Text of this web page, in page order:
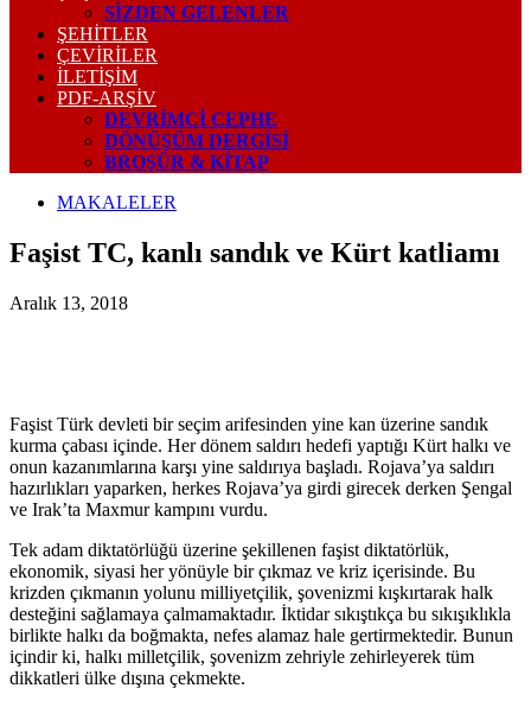
SİZDEN GELENLER
ŞEHİTLER
ÇEVİRİLER
İLETİŞİM
PDF-ARŞIV
DEVRIMCI CEPHE
DÖNÜŞÜM DERGISI
BROŞÜR & KİTAP
MAKALELER
Faşist TC, kanlı sandık ve Kürt katliamı
Aralık 13, 2018
Faşist Türk devleti bir seçim arifesinden yine kan üzerine sandık
kurma çabası içinde. Her dönem saldırı hedefi yaptığı Kürt halkı ve
onun kazanımlarına karşı yine saldırıya başladı. Rojava’ya saldırı
hazırlıkları yaparken, herkes Rojava’ya girdi girecek derken Şengal
ve Irak’ta Maxmurkampını vurdu.
Tek adam diktatörlüğü üzerine şekillenen faşist diktatörlük,
ekonomik, siyasi her yönüyle bir çıkmaz ve kriz içerisinde. Bu
krizden çıkmanın yolunu milliyetçilik, şovenizmi kışkırtarak halk
desteğini sağlamaya çalmamaktadır. İktidar sıkıştıkça bu sıkışıklıkla
birlikte halkı da boğmakta, nefes alamaz hale gertirmektedir. Bunun
içindir ki, halkı milletçilik, şovenizm zehriyle zehirleyerek tüm
dikkatleri ülke dışına çekmekte.